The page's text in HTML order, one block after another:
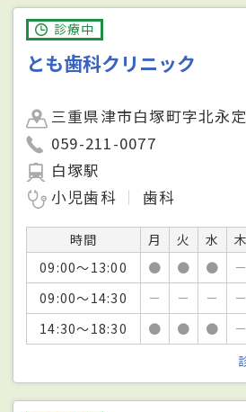
診療中
とも歯科クリニック
三重県津市白塚町字北永
059-211-0077
白塚駅
小児歯科
歯科
時間 月 火 水 木
09:00～13:00
● ● ● －
09:00～14:30
－ － － －
14:30～18:30
● ● ● －